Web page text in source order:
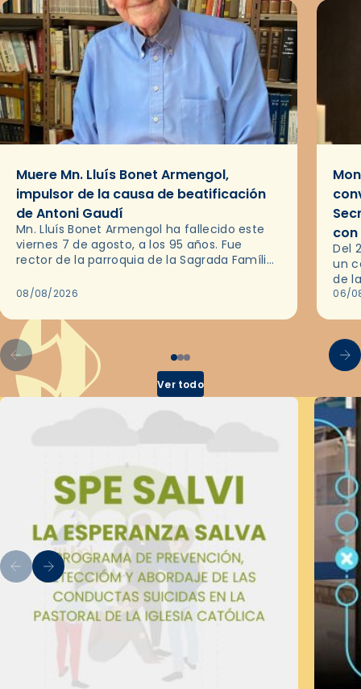
Muere Mn. Lluís Bonet Armengol,
impulsor de la causa de beatificación
de Antoni Gaudí
Mn. Lluís Bonet Armengol ha fallecido este
viernes 7 de agosto, a los 95 años. Fue
rector de la parroquia de la Sagrada Família
08/08/2026
Del
un
de
en
06/
Ver todo